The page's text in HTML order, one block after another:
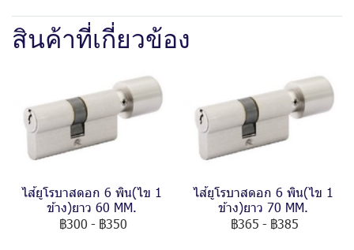
สินค้าที่เกี่ยวข้อง
ไส้ยูโรบาสดอก 6 พิน(ไข 1
ข้าง)ยาว 60 MM.
฿300 - ฿350
ไส้ยูโรบาสดอก 6 พิน(ไข 1
ข้าง)ยาว 70 MM.
฿365 - ฿385